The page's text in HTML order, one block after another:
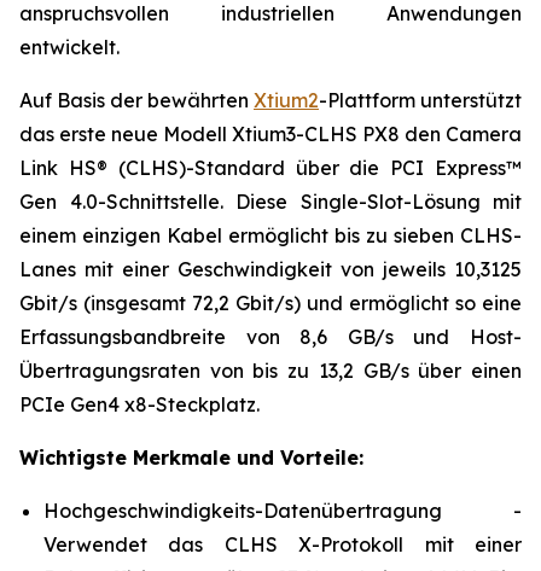
anspruchsvollen industriellen Anwendungen
entwickelt.
Auf Basis der bewährten Xtium2-Plattform unterstützt
das erste neue Modell Xtium3-CLHS PX8 den Camera
Link HS® (CLHS)-Standard über die PCI Express™
Gen 4.0-Schnittstelle. Diese Single-Slot-Lösung mit
einem einzigen Kabel ermöglicht bis zu sieben CLHS-
Lanes mit einer Geschwindigkeit von jeweils 10,3125
Gbit/s (insgesamt 72,2 Gbit/s) und ermöglicht so eine
Erfassungsbandbreite von 8,6 GB/s und Host-
Übertragungsraten von bis zu 13,2 GB/s über einen
PCIe Gen4 x8-Steckplatz.
Wichtigste Merkmale und Vorteile:
Hochgeschwindigkeits-Datenübertragung -
Verwendet das CLHS X-Protokoll mit einer